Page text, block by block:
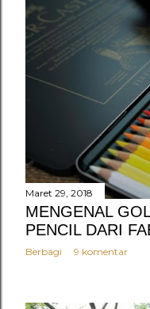
Maret 29, 2018
MENGENAL
PENCIL DARI
Berbagi 9 komentar